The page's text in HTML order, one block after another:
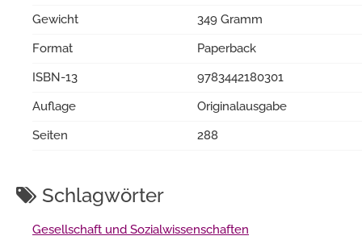
Gewicht
349 Gramm
Format
Paperback
ISBN-13
9783442180301
Auflage
Originalausgabe
Seiten
288
Schlagwörter
Gesellschaft und Sozialwissenschaften